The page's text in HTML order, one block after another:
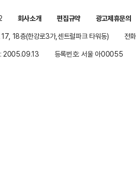
회사소개 편집규약
광고제휴문의
18층(한강로3가,센트럴파크 타워동)
전
: 2005.09.13 등록번호: 서울 아00055